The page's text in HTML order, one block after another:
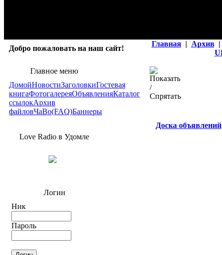
Добро пожаловать на наш сайт!
Главная | Архив |
Главное меню
ДомойНовостиЗаголовкиГостевая
книгаФотогалереяОбъявленияКаталог
ссылокАрхив
файловЧаВо(FAQ)Баннеры
Love Radio в Удомле
Логин
Ник
Пароль
Доска объявлений